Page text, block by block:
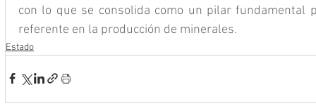
con lo que se consolida como un pilar fundamental
referente en la producción de minerales.
Estado